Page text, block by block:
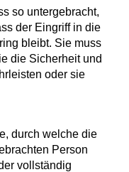
so untergebracht,
der Eingriff in die
bleibt. Sie muss
die Sicherheit und
oder sie
, durch welche die
Person
vollständig